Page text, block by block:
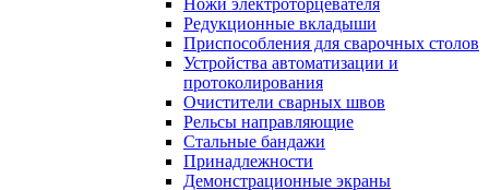
Ножи электроторцевателя
Редукционные вкладыши
Приспособления для сварочных столов
Устройства автоматизации и
протоколирования
Очистители сварных швов
Рельсы направляющие
Стальные бандажи
Принадлежности
Демонстрационные экраны